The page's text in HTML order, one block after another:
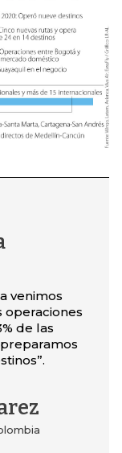
venimos
operaciones
de las